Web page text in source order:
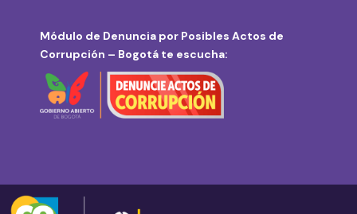
Módulo de Denuncia por Posibles Actos de
Corrupción – Bogotá te escucha: